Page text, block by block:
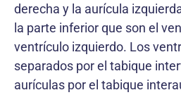
derecha y la aurícula
la parte inferior que son el
ventrículo izquierdo. Los
separados por el tabique
aurículas por el tabique